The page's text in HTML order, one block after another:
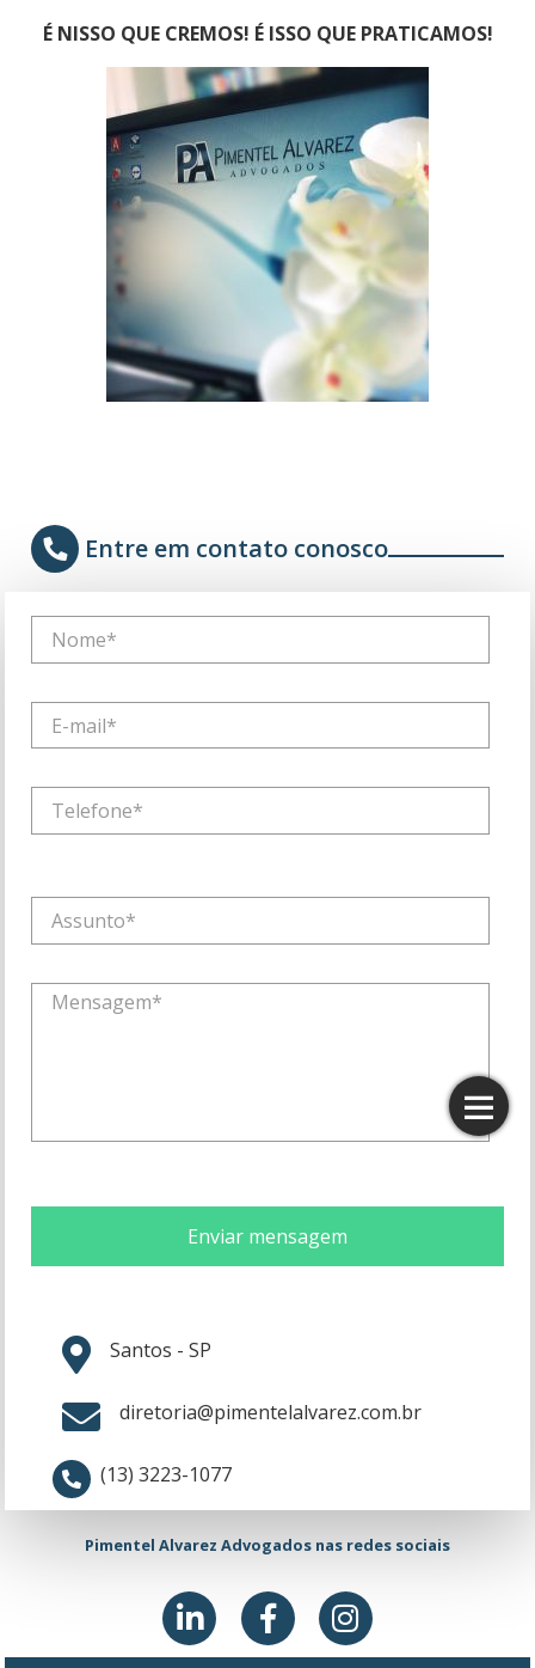
É NISSO QUE CREMOS! É ISSO QUE PRATICAMOS!
Entre em contato conosco
Enviar mensagem
Santos - SP
diretoria@pimentelalvarez.com.br
(13) 3223-1077
Pimentel Alvarez Advogados nas redes sociais